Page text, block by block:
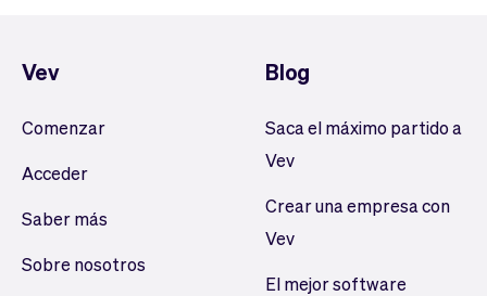
Vev
Comenzar
Acceder
Saber más
Sobre nosotros
Blog
Saca el máximo partido a
Vev
Crear una empresa con
Vev
El mejor software